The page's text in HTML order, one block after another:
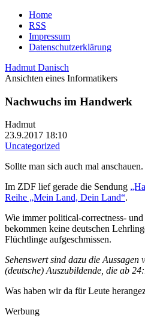
Home
RSS
Impressum
Datenschutzerklärung
Hadmut Danisch
Ansichten eines Informatikers
Nachwuchs im Handwerk
Hadmut
23.9.2017 18:10
Uncategorized
Sollte man sich auch mal anschauen.
Im ZDF lief gerade die Sendung
Reihe „Mein Land, Dein Land“.
Wie immer political-correctness-
bekommen keine deutschen
Flüchtlinge aufgeschmissen.
Sehenswert sind dazu die Aussagen
(deutsche) Auszubildende, die ab
Was haben wir da für Leute
Werbung